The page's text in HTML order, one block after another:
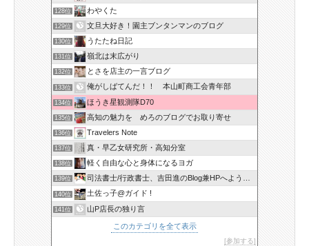
128位 わやくた
129位 文旦大好き！園主ブンタンマンのブログ
130位 うたたね日記
131位 嶺北は末広がり
132位 とさを店主の一言ブログ
133位 俺がしばてんだ！！ 本山町商工会青年部
134位 ほうき星観測隊D70
135位 高知の魅力を めろのブログでお取り寄せ
136位 Travelers Note
137位 真・早乙女研究所・高知分室
138位 軽く自由な心と身体になるヨガ
139位 司法書士/行政書士、吉田進のBlog兼HPへようこそ！
140位 土佐っ子@ガイド !
141位 山P店長の独り言
このカテゴリを全て表示
参加する